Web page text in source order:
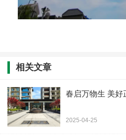
相关文章
春启万物生 美好
2025-04-25